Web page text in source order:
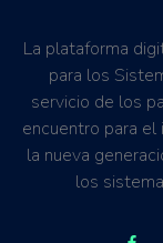
La plataforma
para los
servicio de los
encuentro para
la nueva
los